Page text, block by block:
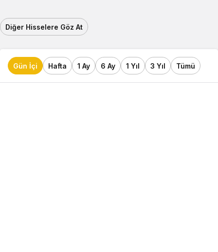
Diğer Hisselere Göz At
Gün İçi Hafta 1 Ay 6 Ay 1 Yıl 3 Yıl Tümü